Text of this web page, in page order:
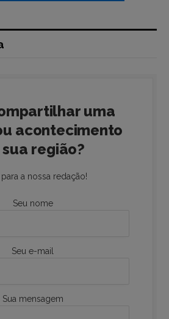
uma
acontecimento
região?
para a nossa redação!
Seu nome
Seu e-mail
Sua mensagem